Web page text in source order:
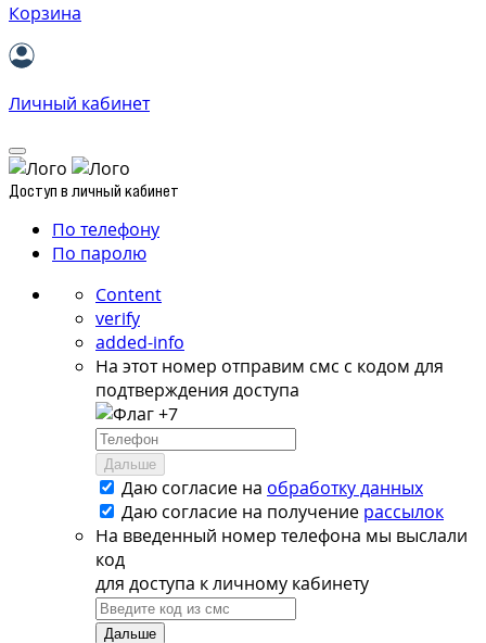
Корзина
Личный кабинет
Доступ в личный кабинет
По телефону
По паролю
Content
verify
added-info
На этот номер отправим смс с кодом для
подтверждения доступа
+7
Дальше
Даю согласие на обработку данных
Даю согласие на получение рассылок
На введенный номер телефона мы выслали
код
для доступа к личному кабинету
Дальше